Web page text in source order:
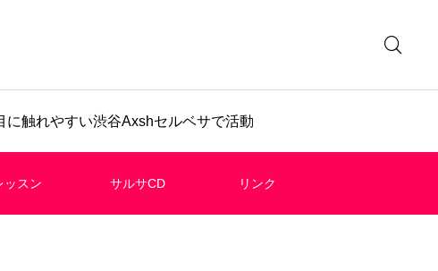
触れやすい渋谷Axshセルベサで活動
ッスン サルサCD リンク